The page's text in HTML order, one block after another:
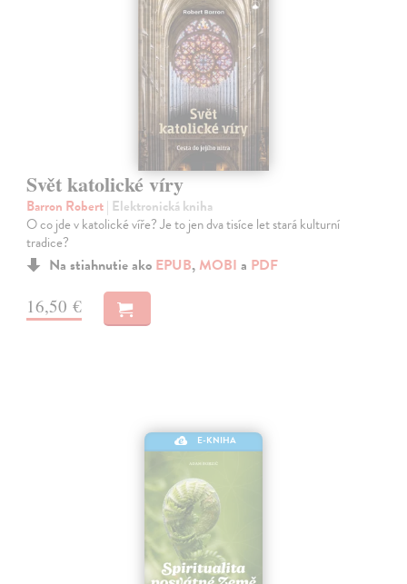
Svět katolické víry
Barron Robert| Elektronická kniha
O co jde v katolické víře? Je to jen dva tisíce let stará kulturní
tradice?
Na stiahnutie ako EPUB, MOBI a PDF
16,50 €
E-KNIHA